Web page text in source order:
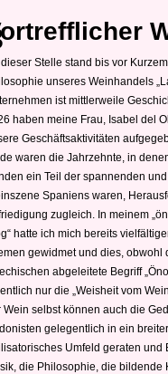
Stelle stand bis vor
unseres Weinhandels
ist mittlerweile
haben meine Frau, Isabel del
Geschäftsaktivitäten
waren die Jahrzehnte, in
ein Teil der spannenden
Spaniens waren,
zugleich. In meinem
hatte ich mich bereits
gewidmet und dies, obwohl
abgeleitete Begriff
nur die „Weisheit vom
Wein selbst können auch die
gelegentlich in ein
Umfeld geraten und
die Philosophie, die bildende